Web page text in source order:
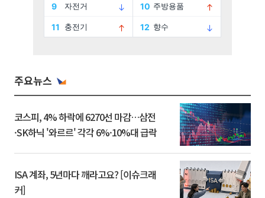
주요뉴스
코스피, 4% 하락에 6270선 마감…삼전
·SK하닉 '와르르' 각각 6%·10%대 급락
ISA 계좌, 5년마다 깨라고요? [이슈크래
커]